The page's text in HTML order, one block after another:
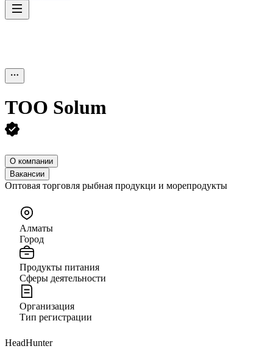
ТОО Solum
О компании
Вакансии
Оптовая торговля рыбная продукци и морепродукты
Алматы
Город
Продукты питания
Сферы деятельности
Организация
Тип регистрации
HeadHunter